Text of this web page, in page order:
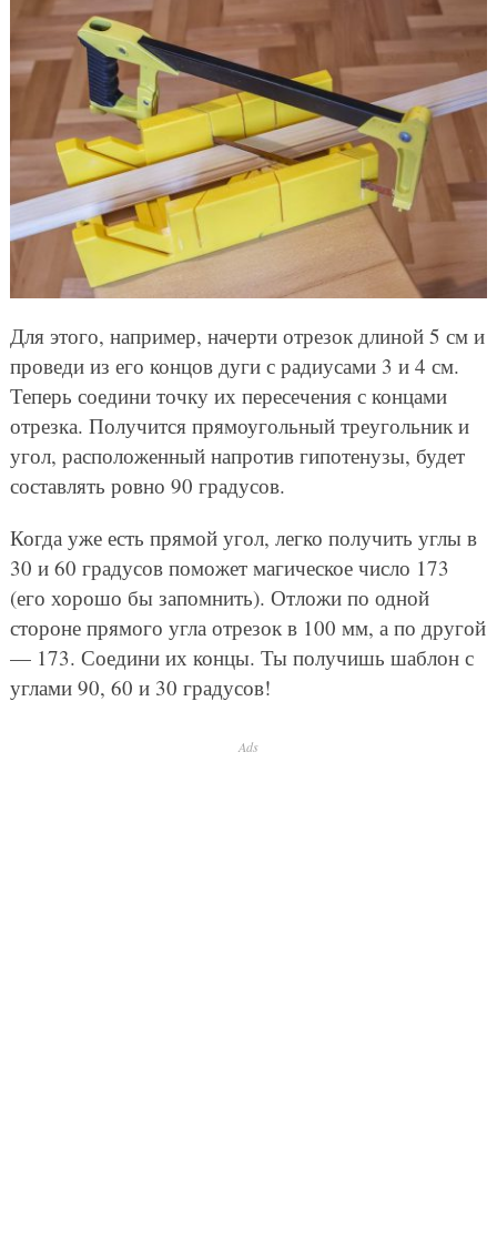
Для этого, например, начерти отрезок длиной 5 см и
проведи из его концов дуги с радиусами 3 и 4 см.
Теперь соедини точку их пересечения с концами
отрезка. Получится прямоугольный треугольник и
угол, расположенный напротив гипотенузы, будет
составлять ровно 90 градусов.
Когда уже есть прямой угол, легко получить углы в
30 и 60 градусов поможет магическое число 173
(его хорошо бы запомнить). Отложи по одной
стороне прямого угла отрезок в 100 мм, а по другой
— 173. Соедини их концы. Ты получишь шаблон с
углами 90, 60 и 30 градусов!
Ads